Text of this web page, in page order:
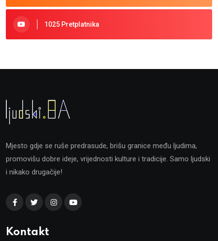
1025 Pretplatnika
Mjesto gdje se ruše predrasude, brišu granice među ljudima,
promovišu dobre ideje, vrijednosti kulture i tradicije. Samo ljudski
i nikako drugačije!
Kontakt